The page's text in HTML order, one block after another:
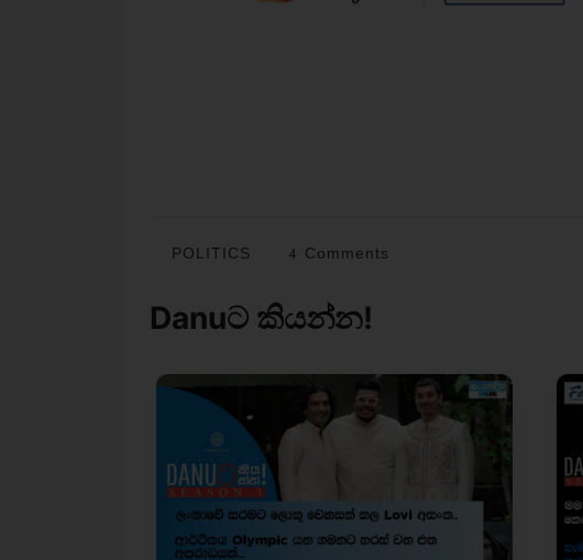
POLITICS 4 Comments